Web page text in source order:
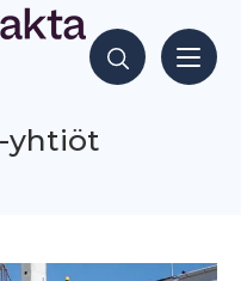
Hae sisältöjä
yhtiöt